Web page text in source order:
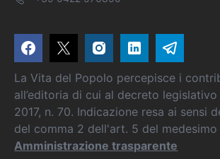
La Vita del Popolo percepisce i
all’editoria di cui al decreto
2017, n. 70. Indicazione resa ai sensi
del comma 2 dell'art. 5 del
Amministrazione trasparente